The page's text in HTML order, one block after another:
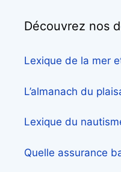
Découvrez nos
Lexique de la mer
L’almanach du
Lexique du
Quelle assurance